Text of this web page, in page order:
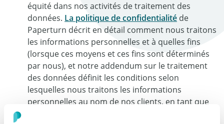
équité dans nos activités de traitement des
données. La politique de confidentialité de
Paperturn décrit en détail comment nous traitons
les informations personnelles et à quelles fins
(lorsque ces moyens et ces fins sont déterminés
par nous), et notre addendum sur le traitement
des données définit les conditions selon
lesquelles nous traitons les informations
personnelles au nom de nos clients, en tant que